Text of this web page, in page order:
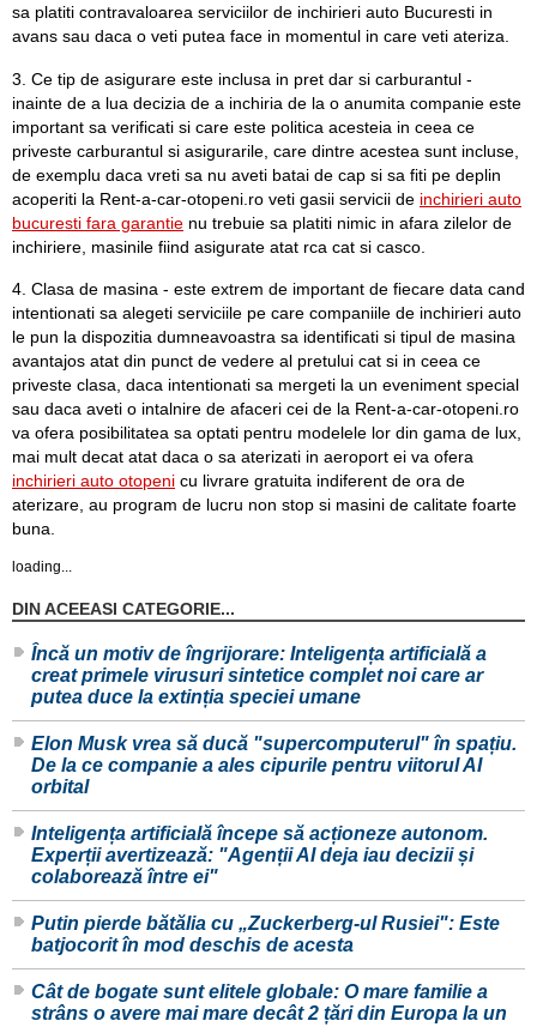
sa platiti contravaloarea serviciilor de inchirieri auto Bucuresti in
avans sau daca o veti putea face in momentul in care veti ateriza.
3. Ce tip de asigurare este inclusa in pret dar si carburantul -
inainte de a lua decizia de a inchiria de la o anumita companie este
important sa verificati si care este politica acesteia in ceea ce
priveste carburantul si asigurarile, care dintre acestea sunt incluse,
de exemplu daca vreti sa nu aveti batai de cap si sa fiti pe deplin
acoperiti la Rent-a-car-otopeni.ro veti gasii servicii de inchirieri auto
bucuresti fara garantie nu trebuie sa platiti nimic in afara zilelor de
inchiriere, masinile fiind asigurate atat rca cat si casco.
4. Clasa de masina - este extrem de important de fiecare data cand
intentionati sa alegeti serviciile pe care companiile de inchirieri auto
le pun la dispozitia dumneavoastra sa identificati si tipul de masina
avantajos atat din punct de vedere al pretului cat si in ceea ce
priveste clasa, daca intentionati sa mergeti la un eveniment special
sau daca aveti o intalnire de afaceri cei de la Rent-a-car-otopeni.ro
va ofera posibilitatea sa optati pentru modelele lor din gama de lux,
mai mult decat atat daca o sa aterizati in aeroport ei va ofera
inchirieri auto otopeni cu livrare gratuita indiferent de ora de
aterizare, au program de lucru non stop si masini de calitate foarte
buna.
loading...
DIN ACEEASI CATEGORIE...
Încă un motiv de îngrijorare: Inteligența artificială a
creat primele virusuri sintetice complet noi care ar
putea duce la extinția speciei umane
Elon Musk vrea să ducă "supercomputerul" în spațiu.
De la ce companie a ales cipurile pentru viitorul AI
orbital
Inteligența artificială începe să acționeze autonom.
Experții avertizează: "Agenții AI deja iau decizii și
colaborează între ei"
Putin pierde bătălia cu „Zuckerberg-ul Rusiei": Este
batjocorit în mod deschis de acesta
Cât de bogate sunt elitele globale: O mare familie a
strâns o avere mai mare decât 2 țări din Europa la un